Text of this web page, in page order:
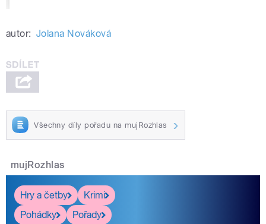
autor: Jolana Nováková
Všechny díly pořadu na mujRozhlas
mujRozhlas
Hry a četby
Krimi
Pohádky
Pořady